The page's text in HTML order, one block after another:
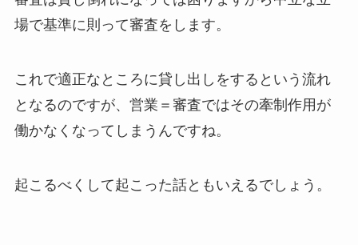
場で基準に則って審査をします。
これで適正なところに貸し出しをするという流れ
となるのですが、営業＝審査ではその牽制作用が
働かなくなってしまうんですね。
起こるべくして起こった話ともいえるでしょう。